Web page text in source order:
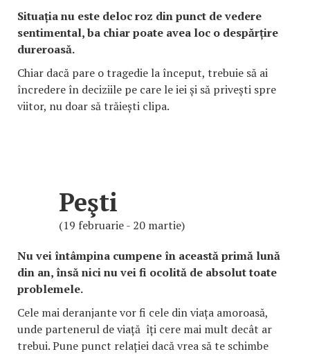
Situația nu este deloc roz din punct de vedere
sentimental, ba chiar poate avea loc o despărțire
dureroasă.
Chiar dacă pare o tragedie la început, trebuie să ai
încredere în deciziile pe care le iei și să privești spre
viitor, nu doar să trăiești clipa.
Peşti
(19 februarie - 20 martie)
Nu vei întâmpina cumpene în această primă lună
din an, însă nici nu vei fi ocolită de absolut toate
problemele.
Cele mai deranjante vor fi cele din viața amoroasă,
unde partenerul de viață îți cere mai mult decât ar
trebui. Pune punct relației dacă vrea să te schimbe